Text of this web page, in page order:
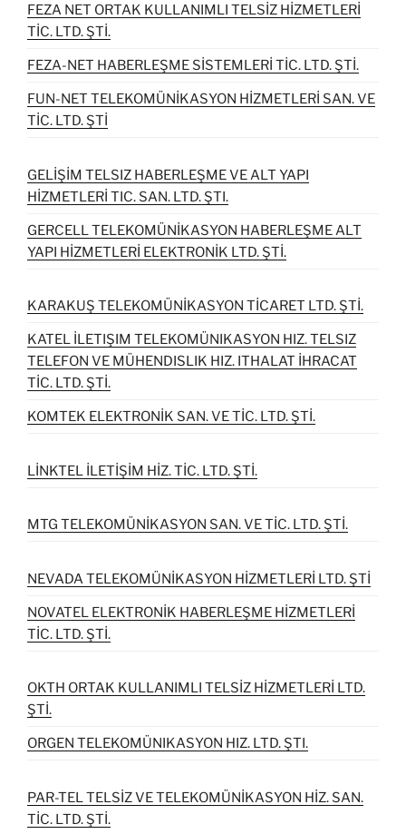
FEZA NET ORTAK KULLANIMLI TELSİZ HİZMETLERİ
TİC. LTD. ŞTİ.
FEZA-NET HABERLEŞME SİSTEMLERİ TİC. LTD. ŞTİ.
FUN-NET TELEKOMÜNİKASYON HİZMETLERİ SAN. VE
TİC. LTD. ŞTİ
GELİŞİM TELSIZ HABERLEŞME VE ALT YAPI
HİZMETLERİ TIC. SAN. LTD. ŞTI.
GERCELL TELEKOMÜNİKASYON HABERLEŞME ALT
YAPI HİZMETLERİ ELEKTRONİK LTD. ŞTİ.
KARAKUŞ TELEKOMÜNİKASYON TİCARET LTD. ŞTİ.
KATEL İLETIŞIM TELEKOMÜNIKASYON HIZ. TELSIZ
TELEFON VE MÜHENDISLIK HIZ. ITHALAT İHRACAT
TİC. LTD. ŞTİ.
KOMTEK ELEKTRONİK SAN. VE TİC. LTD. ŞTİ.
LİNKTEL İLETİŞİM HİZ. TİC. LTD. ŞTİ.
MTG TELEKOMÜNİKASYON SAN. VE TİC. LTD. ŞTİ.
NEVADA TELEKOMÜNİKASYON HİZMETLERİ LTD. ŞTİ
NOVATEL ELEKTRONİK HABERLEŞME HİZMETLERİ
TİC. LTD. ŞTİ.
OKTH ORTAK KULLANIMLI TELSİZ HİZMETLERİ LTD.
ŞTİ.
ORGEN TELEKOMÜNIKASYON HIZ. LTD. ŞTI.
PAR-TEL TELSİZ VE TELEKOMÜNİKASYON HİZ. SAN.
TİC. LTD. ŞTİ.